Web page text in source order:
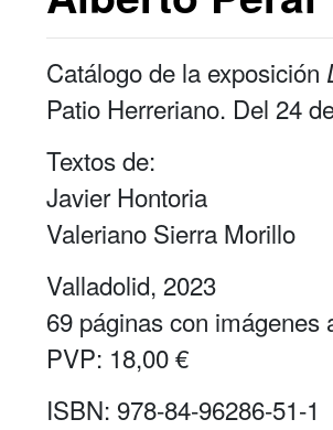
Catálogo de la exposición
Patio Herreriano. Del 24
Textos de:
Javier Hontoria
Valeriano Sierra Morillo
Valladolid, 2023
69 páginas con imágenes
PVP: 18,00 €
ISBN: 978-84-96286-51-1